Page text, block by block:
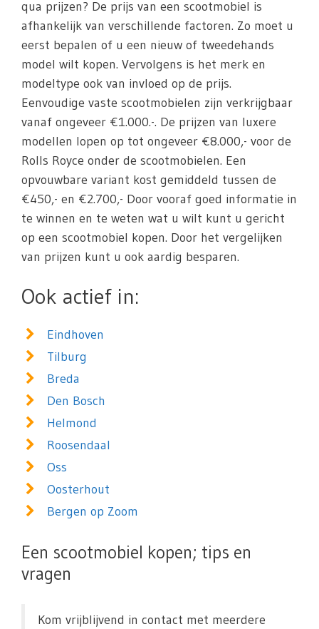
qua prijzen? De prijs van een scootmobiel is
afhankelijk van verschillende factoren. Zo moet u
eerst bepalen of u een nieuw of tweedehands
model wilt kopen. Vervolgens is het merk en
modeltype ook van invloed op de prijs.
Eenvoudige vaste scootmobielen zijn verkrijgbaar
vanaf ongeveer €1.000.-. De prijzen van luxere
modellen lopen op tot ongeveer €8.000,- voor de
Rolls Royce onder de scootmobielen. Een
opvouwbare variant kost gemiddeld tussen de
€450,- en €2.700,- Door vooraf goed informatie in
te winnen en te weten wat u wilt kunt u gericht
op een scootmobiel kopen. Door het vergelijken
van prijzen kunt u ook aardig besparen.
Ook actief in:
Eindhoven
Tilburg
Breda
Den Bosch
Helmond
Roosendaal
Oss
Oosterhout
Bergen op Zoom
Een scootmobiel kopen; tips en
vragen
Kom vrijblijvend in contact met meerdere